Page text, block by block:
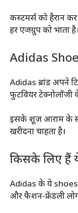
कस्टमर्स को हैरान कर
हर एजग्रुप को भाता है।
Adidas
Adidas ब्रांड अपने
फुटवियर
इसके शूज़ आराम के
खरीदना चाहता है।
किसके लिए हैं
Adidas के ये shoes
और फैशन-फ्रेंडली